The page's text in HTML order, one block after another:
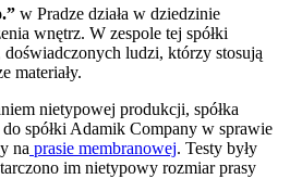
w Pradze działa w dziedzinie
wnętrz. W zespole tej spółki
ludzi, którzy stosują
materiały.
nietypowej produkcji, spółka
spółki Adamik Company w sprawie
na prasie membranowej. Testy były
im nietypowy rozmiar prasy